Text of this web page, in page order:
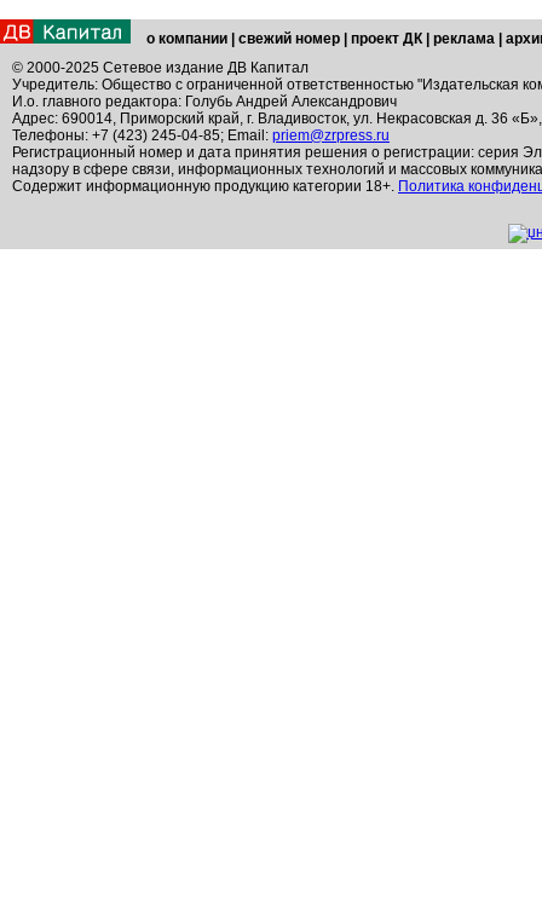
о компании свежий номер проект ДК реклама
© 2000-2025 Сетевое издание ДВ Капитал
Учредитель: Общество с ограниченной ответственностью "Издательская
И.о. главного редактора: Голубь Андрей Александрович
Адрес: 690014, Приморский край, г. Владивосток, ул. Некрасовская д. 36
Телефоны: +7 (423) 245-04-85; Email: priem@zrpress.ru
Регистрационный номер и дата принятия решения о регистрации: серия
надзору в сфере связи, информационных технологий и массовых
Содержит информационную продукцию категории 18+. Политика